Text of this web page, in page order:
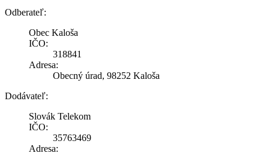
Odberateľ:
Obec Kaloša
IČO:
318841
Adresa:
Obecný úrad, 98252 Kaloša
Dodávateľ:
Slovák Telekom
IČO:
35763469
Adresa: